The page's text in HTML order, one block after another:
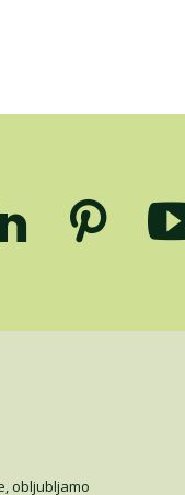
obljubljamo